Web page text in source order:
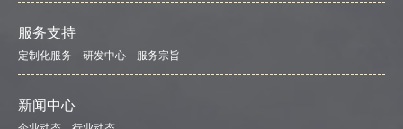
服务支持
定制化服务 研发中心 服务宗旨
新闻中心